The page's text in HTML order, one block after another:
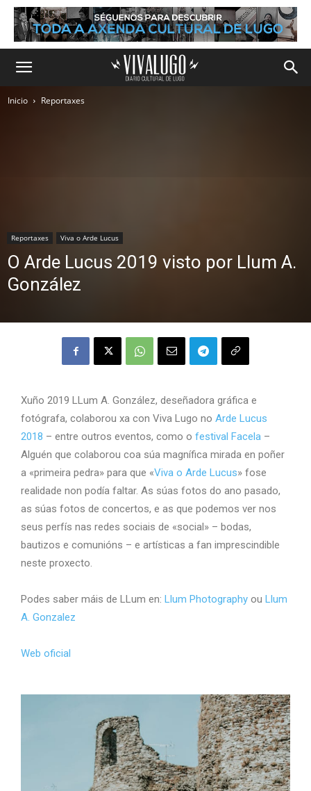
Inicio Reportaxes
Reportaxes Viva o Arde Lucus
O Arde Lucus 2019 visto por Llum A.
González
Xuño 2019 LLum A. González, deseñadora gráfica e
fotógrafa, colaborou xa con Viva Lugo no Arde Lucus
2018 – entre outros eventos, como o festival Facela –
Alguén que colaborou coa súa magnífica mirada en poñer
a «primeira pedra» para que «Viva o Arde Lucus» fose
realidade non podía faltar. As súas fotos do ano pasado,
as súas fotos de concertos, e as que podemos ver nos
seus perfís nas redes sociais de «social» – bodas,
bautizos e comunións – e artísticas a fan imprescindible
neste proxecto.
Podes saber máis de LLum en: Llum Photography ou Llum
A. Gonzalez
Web oficial